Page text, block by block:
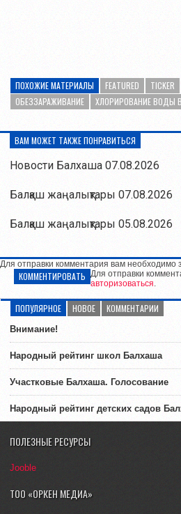
ПОХОЖИЕ МАТЕРИАЛЫ FEATURED TICKER
ОБЕЗЗАРАЖИВАНИЕ
ХЛОРИРОВАНИЕ ВОДЫ
ВАМ МОЖЕТ ТАКЖЕ ПОНРАВИТЬСЯ
Новости Балхаша 07.08.2026
Балқаш жаңалықтары 07.08.2026
Балқаш жаңалықтары 05.08.2026
Для отправки комментария вам необходимо
КОММЕНТИРОВАТЬ Для отправки
авторизоваться.
ПОПУЛЯРНОЕ НОВОЕ КОММЕНТАРИИ
Внимание!
Народный рейтинг школ Балхаша
Участковые Балхаша. Голосование
Народный рейтинг детских садов
ПОЛЕЗНЫЕ РЕСУРСЫ
Jooble
ТОО «ОРКЕН МЕДИА»